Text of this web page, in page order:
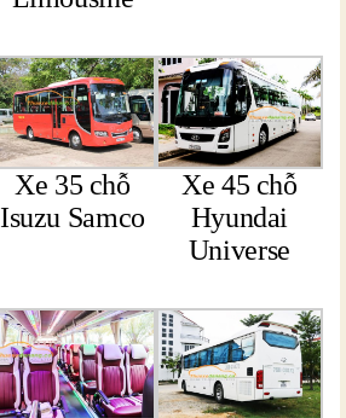
Xe 35 chỗ
Isuzu Samco
Xe 45 chỗ
Hyundai
Universe